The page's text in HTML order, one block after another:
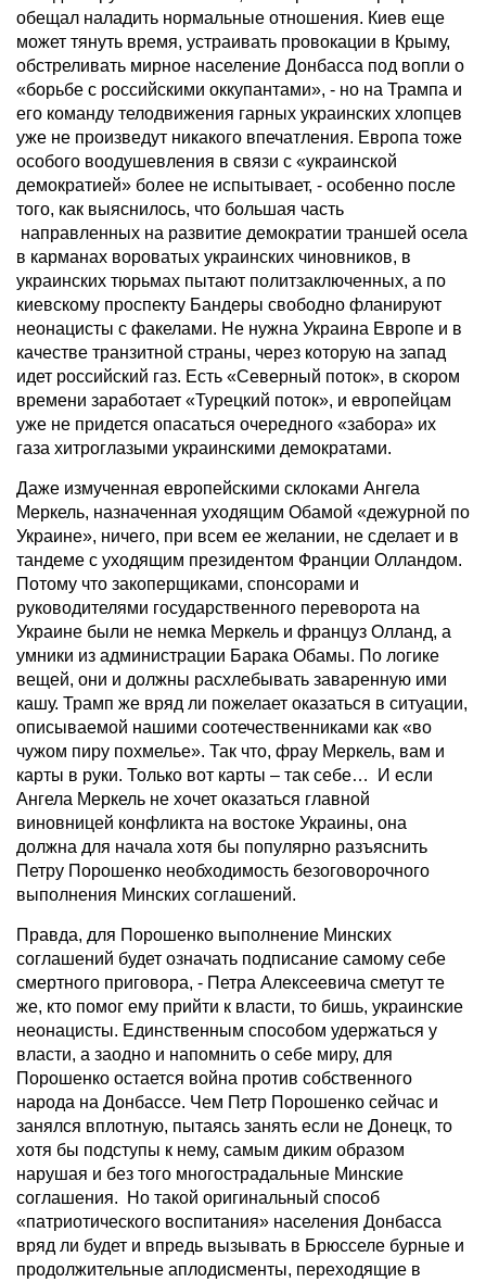
обещал наладить нормальные отношения. Киев еще
может тянуть время, устраивать провокации в Крыму,
обстреливать мирное население Донбасса под вопли о
«борьбе с российскими оккупантами», - но на Трампа и
его команду телодвижения гарных украинских хлопцев
уже не произведут никакого впечатления. Европа тоже
особого воодушевления в связи с «украинской
демократией» более не испытывает, - особенно после
того, как выяснилось, что большая часть
направленных на развитие демократии траншей осела
в карманах вороватых украинских чиновников, в
украинских тюрьмах пытают политзаключенных, а по
киевскому проспекту Бандеры свободно фланируют
неонацисты с факелами. Не нужна Украина Европе и в
качестве транзитной страны, через которую на запад
идет российский газ. Есть «Северный поток», в скором
времени заработает «Турецкий поток», и европейцам
уже не придется опасаться очередного «забора» их
газа хитроглазыми украинскими демократами.
Даже измученная европейскими склоками Ангела
Меркель, назначенная уходящим Обамой «дежурной по
Украине», ничего, при всем ее желании, не сделает и в
тандеме с уходящим президентом Франции Олландом.
Потому что закоперщиками, спонсорами и
руководителями государственного переворота на
Украине были не немка Меркель и француз Олланд, а
умники из администрации Барака Обамы. По логике
вещей, они и должны расхлебывать заваренную ими
кашу. Трамп же вряд ли пожелает оказаться в ситуации,
описываемой нашими соотечественниками как «во
чужом пиру похмелье». Так что, фрау Меркель, вам и
карты в руки. Только вот карты – так себе… И если
Ангела Меркель не хочет оказаться главной
виновницей конфликта на востоке Украины, она
должна для начала хотя бы популярно разъяснить
Петру Порошенко необходимость безоговорочного
выполнения Минских соглашений.
Правда, для Порошенко выполнение Минских
соглашений будет означать подписание самому себе
смертного приговора, - Петра Алексеевича сметут те
же, кто помог ему прийти к власти, то бишь, украинские
неонацисты. Единственным способом удержаться у
власти, а заодно и напомнить о себе миру, для
Порошенко остается война против собственного
народа на Донбассе. Чем Петр Порошенко сейчас и
занялся вплотную, пытаясь занять если не Донецк, то
хотя бы подступы к нему, самым диким образом
нарушая и без того многострадальные Минские
соглашения. Но такой оригинальный способ
«патриотического воспитания» населения Донбасса
вряд ли будет и впредь вызывать в Брюсселе бурные и
продолжительные аплодисменты, переходящие в